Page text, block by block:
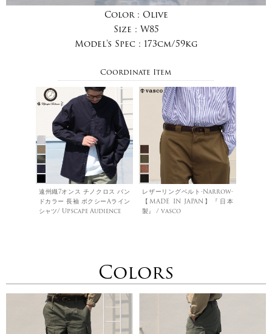
Color : Olive
Size : W85
Model's Spec : 173cm/59kg
Coordinate Item
遠州織7オンス チノクロス バン
ドカラー 長袖 ボクシーAライン
シャツ/ Upscape Audience
レザーリングベルト-Narrow-
【MADE IN JAPAN】『日本
製』 / vasco
Colors